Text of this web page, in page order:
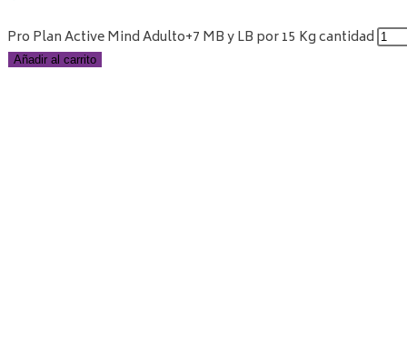
Pro Plan Active Mind Adulto+7 MB y LB por 15 Kg cantidad
Añadir al carrito